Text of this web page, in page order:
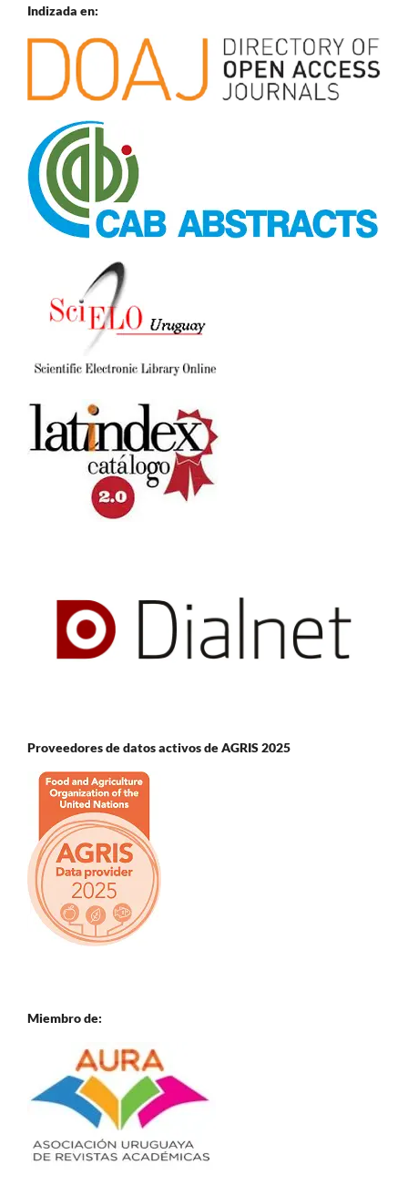
Indizada en:
Proveedores de datos activos de AGRIS 2025
Miembro de: